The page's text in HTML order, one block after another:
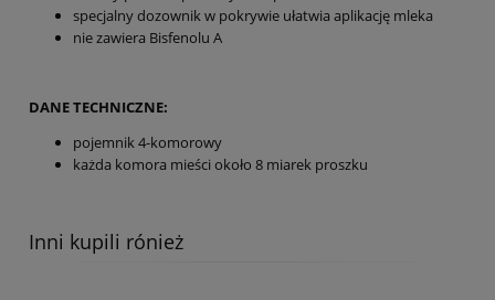
specjalny dozownik w pokrywie ułatwia aplikację mleka
nie zawiera Bisfenolu A
DANE TECHNICZNE:
pojemnik 4-komorowy
każda komora mieści około 8 miarek proszku
Inni kupili rónież